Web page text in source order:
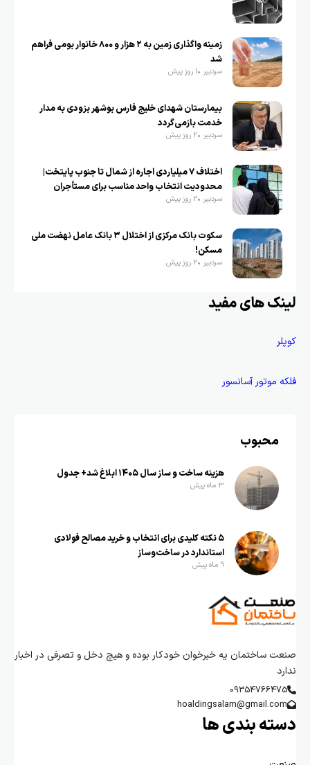
زمینه واگذاری زمین به ۲ هزار و ۸۰۰ خانوار بومی فراهم
شد
سردبیر 1 روز پیش
بیمارستان شهدای خلیج فارس بوشهر بزودی به مدار
خدمت بازمی‌گردد
سردبیر 2 روز پیش
اختلاف ۷ میلیاردی اجاره از شمال تا جنوب پایتخت|
محدودیت انتخاب واحد مناسب برای مستأجران
سردبیر 2 روز پیش
سکوت بانک مرکزی از اختلال ۳ بانک عامل نهضت ملی
مسکن!
سردبیر 2 روز پیش
لینک های مفید
کوپلر
فلکه موتور آسانسور
محبوب
هزینه ساخت و ساز سال ۱۴۰۵ ابلاغ شد+ جدول
3 ماه پیش
۵ نکته کلیدی برای انتخاب و خرید مصالح فولادی
استاندارد در ساخت‌وساز
9 ماه پیش
صنعت ساختمان یه خبرخوان خودکار بوده و هیچ دخل و تصرفی در اخبار
ندارد
09354766475
hoaldingsalam@gmail.com
دسته بندی ها